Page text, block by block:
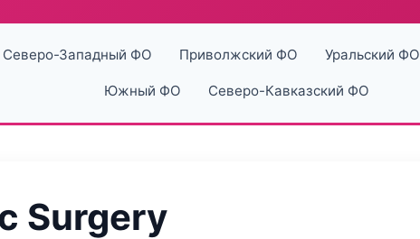
Северо-Западный ФО Приволжский ФО Уральский ФО
Южный ФО Северо-Кавказский ФО
Surgery